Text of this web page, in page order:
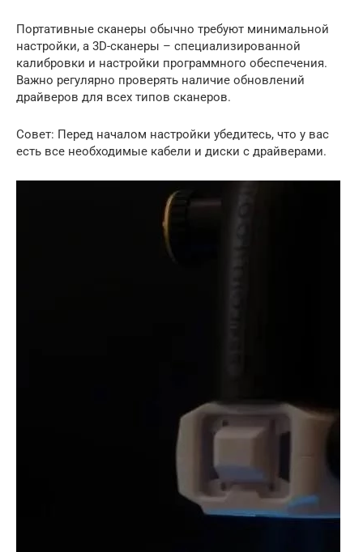
Портативные сканеры обычно требуют минимальной
настройки, а 3D-сканеры – специализированной
калибровки и настройки программного обеспечения.
Важно регулярно проверять наличие обновлений
драйверов для всех типов сканеров.
Совет: Перед началом настройки убедитесь, что у вас
есть все необходимые кабели и диски с драйверами.